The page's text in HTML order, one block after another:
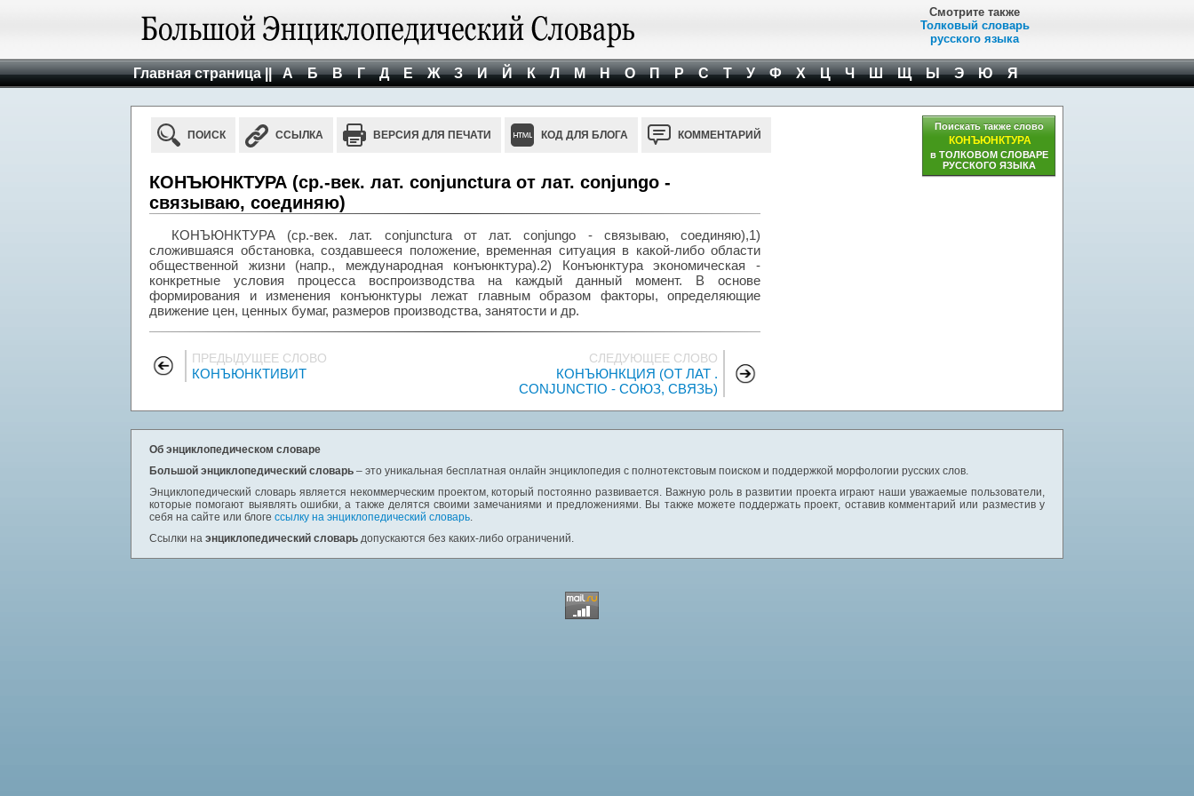
Смотрите также
Толковый словарь
русского языка
Главная страница || А Б В Г Д Е Ж З И Й К Л М Н О П Р С Т У Ф Х Ц Ч Ш Щ Ы Э Ю Я
ПОИСК ССЫЛКА ВЕРСИЯ ДЛЯ ПЕЧАТИ КОД ДЛЯ БЛОГА КОММЕНТАРИЙ
КОНЪЮНКТУРА (ср.-век. лат. conjunctura от лат. conjungo -
связываю, соединяю)
КОНЪЮНКТУРА (ср.-век. лат. conjunctura от лат. conjungo - связываю, соединяю),1)
сложившаяся обстановка, создавшееся положение, временная ситуация в какой-либо области
общественной жизни (напр., международная конъюнктура).2) Конъюнктура экономическая -
конкретные условия процесса воспроизводства на каждый данный момент. В основе
формирования и изменения конъюнктуры лежат главным образом факторы, определяющие
движение цен, ценных бумаг, размеров производства, занятости и др.
ПРЕДЫДУЩЕЕ СЛОВО
КОНЪЮНКТИВИТ
СЛЕДУЮЩЕЕ СЛОВО
КОНЪЮНКЦИЯ (ОТ ЛАТ .
CONJUNCTIO - СОЮЗ, СВЯЗЬ)
Поискать также слово
КОНЪЮНКТУРА
в ТОЛКОВОМ СЛОВАРЕ
РУССКОГО ЯЗЫКА
Об энциклопедическом словаре
Большой энциклопедический словарь – это уникальная бесплатная онлайн энциклопедия с полнотекстовым поиском и поддержкой морфологии русских слов.
Энциклопедический словарь является некоммерческим проектом, который постоянно развивается. Важную роль в развитии проекта играют наши уважаемые пользователи,
которые помогают выявлять ошибки, а также делятся своими замечаниями и предложениями. Вы также можете поддержать проект, оставив комментарий или разместив у
себя на сайте или блоге ссылку на энциклопедический словарь.
Ссылки на энциклопедический словарь допускаются без каких-либо ограничений.